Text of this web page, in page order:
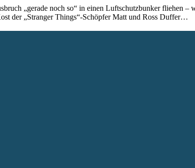
„gerade noch so“ in einen Luftschutzbunker fliehen –
der „Stranger Things“-Schöpfer Matt und Ross Duffer…